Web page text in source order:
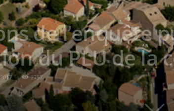
de l’enquête
du PLU de la
2757